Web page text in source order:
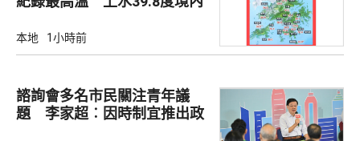
本地 1小時前
諮詢會多名市民關注青年議
題 李家超︰因時制宜推出政